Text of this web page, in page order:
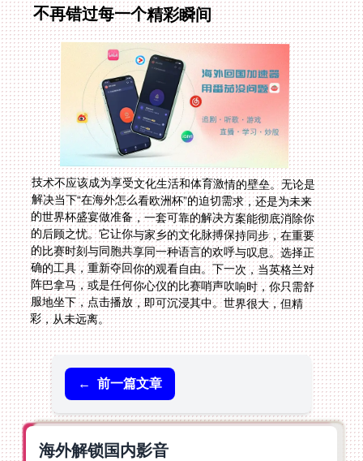
不再错过每一个精彩瞬间
技术不应该成为享受文化生活和体育激情的壁垒。无论是
解决当下“在海外怎么看欧洲杯”的迫切需求，还是为未来
的世界杯盛宴做准备，一套可靠的解决方案能彻底消除你
的后顾之忧。它让你与家乡的文化脉搏保持同步，在重要
的比赛时刻与同胞共享同一种语言的欢呼与叹息。选择正
确的工具，重新夺回你的观看自由。下一次，当英格兰对
阵巴拿马，或是任何你心仪的比赛哨声吹响时，你只需舒
服地坐下，点击播放，即可沉浸其中。世界很大，但精
彩，从未远离。
← 前一篇文章
海外解锁国内影音